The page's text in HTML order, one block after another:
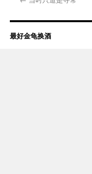
最好金龟换酒